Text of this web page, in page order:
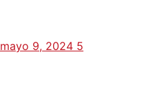
mayo 9, 2024 5